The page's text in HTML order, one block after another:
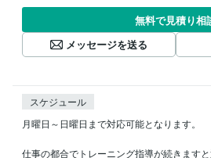
無料で見積り相
メッセージを送る
スケジュール
月曜日～日曜日まで対応可能となります。
仕事の都合でトレーニング指導が続きます